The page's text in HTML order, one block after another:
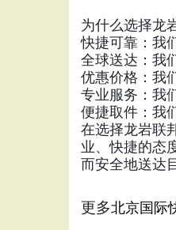
为什么选择龙
快捷可靠：我
全球送达：我
优惠价格：我
专业服务：我
便捷取件：我
在选择龙岩联
业、快捷的态
而安全地送达
更多北京国际